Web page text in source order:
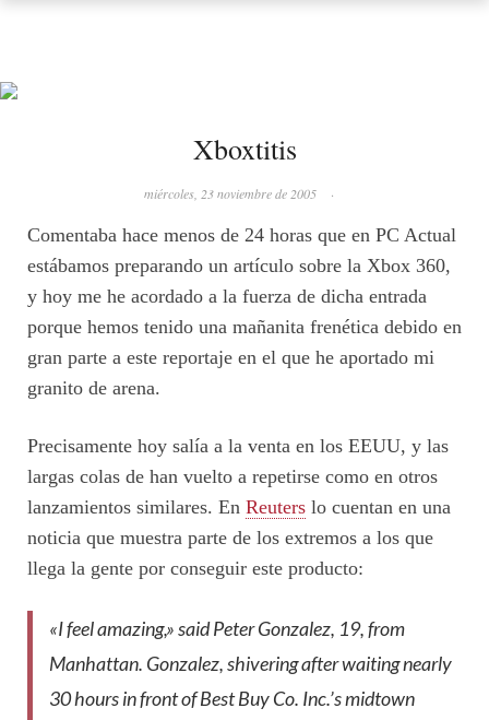
Xboxtitis
miércoles, 23 noviembre de 2005 ·
Comentaba hace menos de 24 horas que en PC Actual
estábamos preparando un artículo sobre la Xbox 360,
y hoy me he acordado a la fuerza de dicha entrada
porque hemos tenido una mañanita frenética debido en
gran parte a este reportaje en el que he aportado mi
granito de arena.
Precisamente hoy salía a la venta en los EEUU, y las
largas colas de han vuelto a repetirse como en otros
lanzamientos similares. En Reuters lo cuentan en una
noticia que muestra parte de los extremos a los que
llega la gente por conseguir este producto:
«I feel amazing,» said Peter Gonzalez, 19, from
Manhattan. Gonzalez, shivering after waiting nearly
30 hours in front of Best Buy Co. Inc.’s midtown